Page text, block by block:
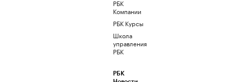
РБК
Компании
РБК Курсы
Школа
управления
РБК
РБК